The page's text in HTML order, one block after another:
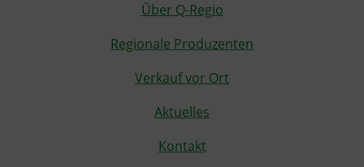
Über Q-Regio
Regionale Produzenten
Verkauf vor Ort
Aktuelles
Kontakt